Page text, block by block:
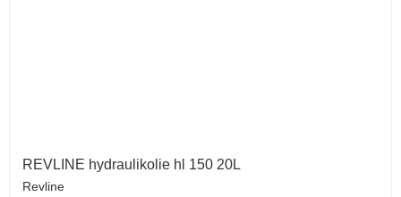
REVLINE hydraulikolie hl 150 20L
Revline